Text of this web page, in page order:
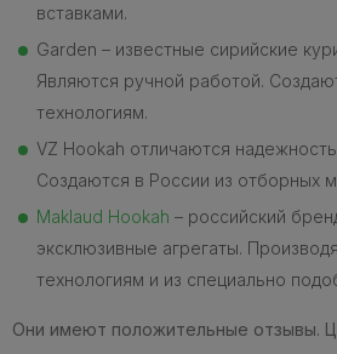
вставками.
Garden – известные сирийские
Являются ручной работой.
технологиям.
VZ Hookah отличаются
Создаются в России из отборных
Maklaud Hookah – российский
эксклюзивные агрегаты.
технологиям и из специально
Они имеют положительные отзывы.